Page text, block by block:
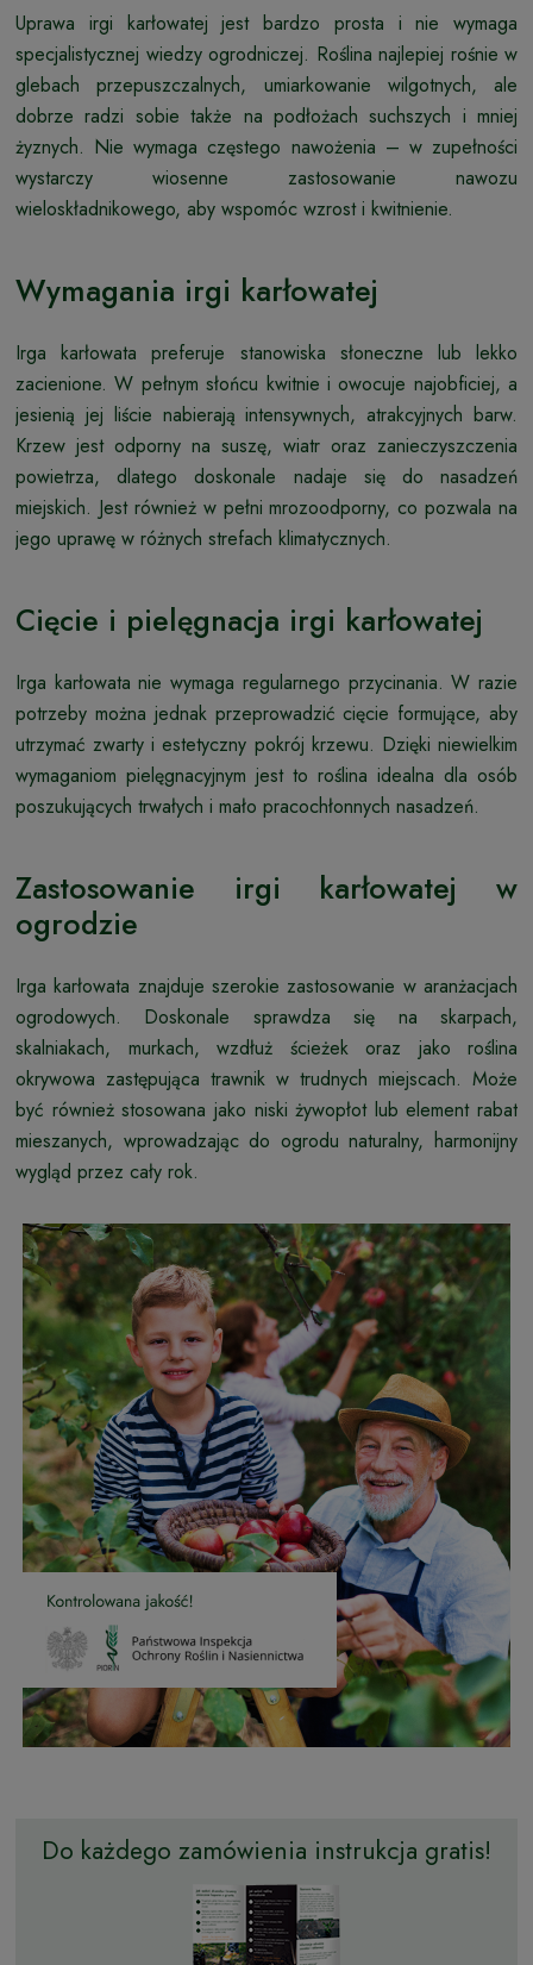
Uprawa irgi karłowatej jest bardzo prosta i nie wymaga
specjalistycznej wiedzy ogrodniczej. Roślina najlepiej rośnie w
glebach przepuszczalnych, umiarkowanie wilgotnych, ale
dobrze radzi sobie także na podłożach suchszych i mniej
żyznych. Nie wymaga częstego nawożenia – w zupełności
wystarczy wiosenne zastosowanie nawozu
wieloskładnikowego, aby wspomóc wzrost i kwitnienie.
Wymagania irgi karłowatej
Irga karłowata preferuje stanowiska słoneczne lub lekko
zacienione. W pełnym słońcu kwitnie i owocuje najobficiej, a
jesienią jej liście nabierają intensywnych, atrakcyjnych barw.
Krzew jest odporny na suszę, wiatr oraz zanieczyszczenia
powietrza, dlatego doskonale nadaje się do nasadzeń
miejskich. Jest również w pełni mrozoodporny, co pozwala na
jego uprawę w różnych strefach klimatycznych.
Cięcie i pielęgnacja irgi karłowatej
Irga karłowata nie wymaga regularnego przycinania. W razie
potrzeby można jednak przeprowadzić cięcie formujące, aby
utrzymać zwarty i estetyczny pokrój krzewu. Dzięki niewielkim
wymaganiom pielęgnacyjnym jest to roślina idealna dla osób
poszukujących trwałych i mało pracochłonnych nasadzeń.
Zastosowanie irgi karłowatej w
ogrodzie
Irga karłowata znajduje szerokie zastosowanie w aranżacjach
ogrodowych. Doskonale sprawdza się na skarpach,
skalniakach, murkach, wzdłuż ścieżek oraz jako roślina
okrywowa zastępująca trawnik w trudnych miejscach. Może
być również stosowana jako niski żywopłot lub element rabat
mieszanych, wprowadzając do ogrodu naturalny, harmonijny
wygląd przez cały rok.
Do każdego zamówienia instrukcja gratis!